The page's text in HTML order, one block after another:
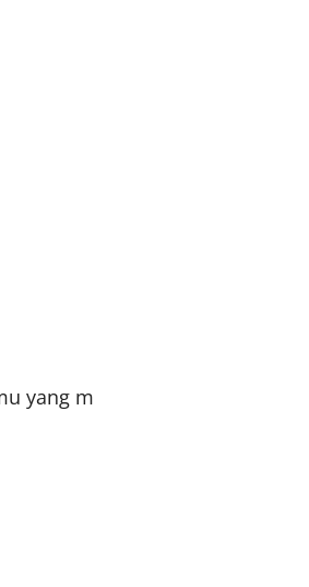
yang mudah tersingkap